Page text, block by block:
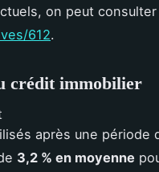
on peut
612.
crédit immobilier
après une période
3,2 % en moyenne